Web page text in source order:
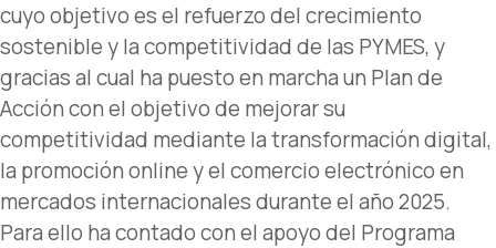
cuyo objetivo es el refuerzo del crecimiento
sostenible y la competitividad de las PYMES, y
gracias al cual ha puesto en marcha un Plan de
Acción con el objetivo de mejorar su
competitividad mediante la transformación digital,
la promoción online y el comercio electrónico en
mercados internacionales durante el año 2025.
Para ello ha contado con el apoyo del Programa